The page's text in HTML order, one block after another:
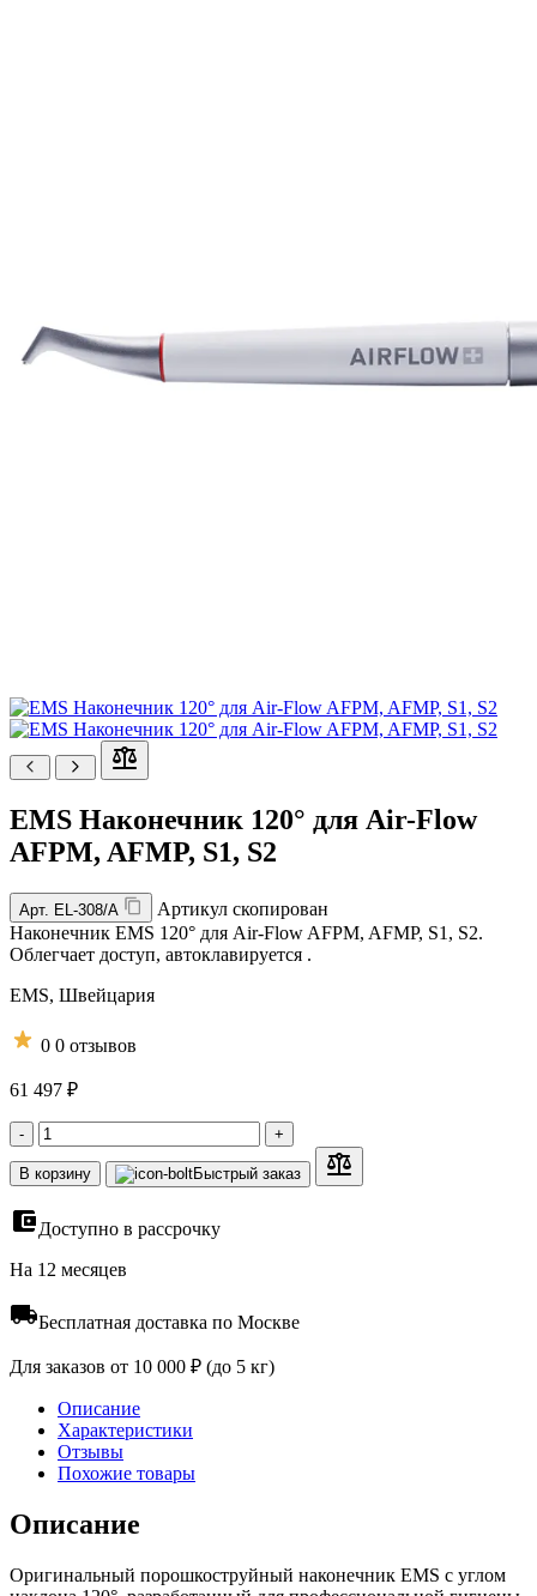
EMS Наконечник 120° для Air-Flow
AFPM, AFMP, S1, S2
Арт. EL-308/A
Артикул скопирован
Наконечник EMS 120° для Air-Flow AFPM, AFMP, S1, S2.
Облегчает доступ, автоклавируется .
EMS, Швейцария
0 0 отзывов
61 497 ₽
- +
В корзину Быстрый заказ
Доступно в рассрочку
На 12 месяцев
Бесплатная доставка по Москве
Для заказов от 10 000 ₽ (до 5 кг)
Описание
Характеристики
Отзывы
Похожие товары
Описание
Оригинальный порошкоструйный наконечник EMS с углом